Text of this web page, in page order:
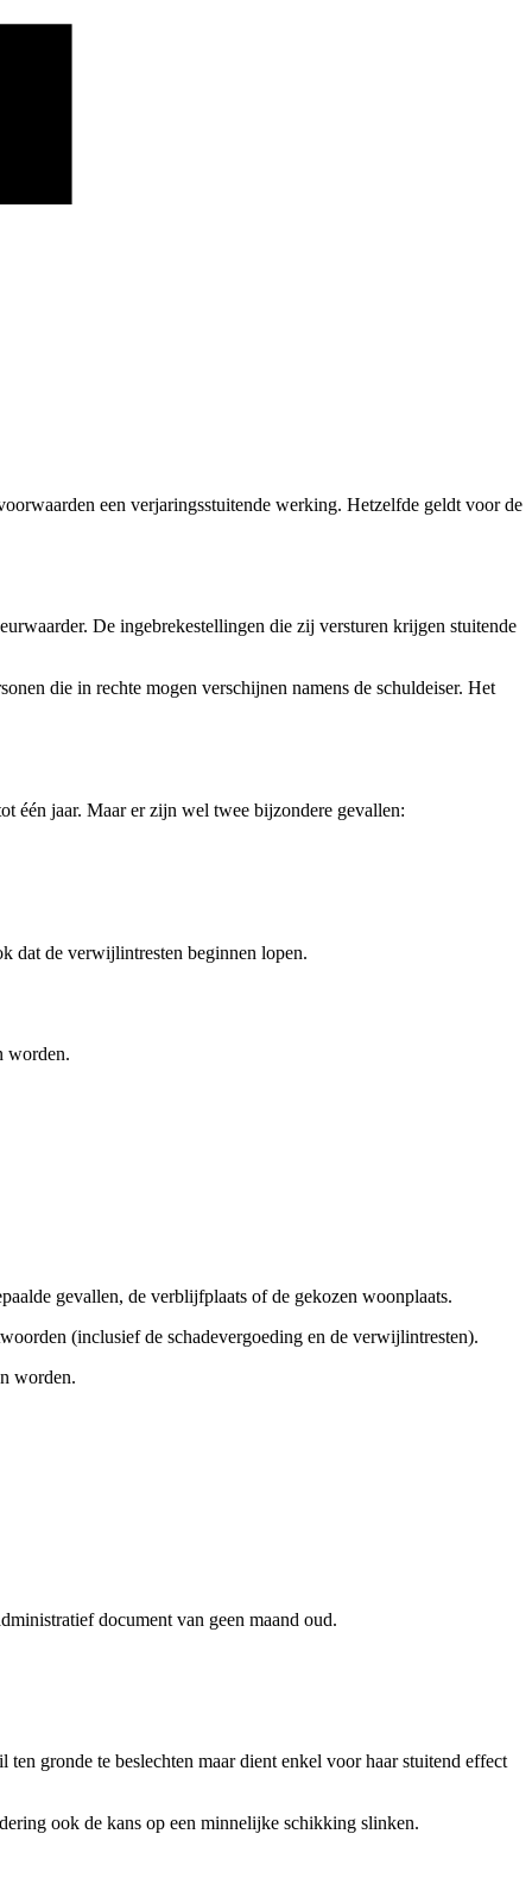
een verjaringsstuitende werking. Hetzelfde geldt voor de
De ingebrekestellingen die zij versturen krijgen stuitende
die in rechte mogen verschijnen namens de schuldeiser. Het
één jaar. Maar er zijn wel twee bijzondere gevallen:
dat de verwijlintresten beginnen lopen.
worden.
gevallen, de verblijfplaats of de gekozen woonplaats.
(inclusief de schadevergoeding en de verwijlintresten).
worden.
document van geen maand oud.
gronde te beslechten maar dient enkel voor haar stuitend effect
ook de kans op een minnelijke schikking slinken.